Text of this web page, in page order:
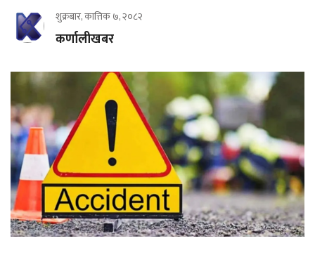
शुक्रबार, कात्तिक ७, २०८२
कर्णालीखबर